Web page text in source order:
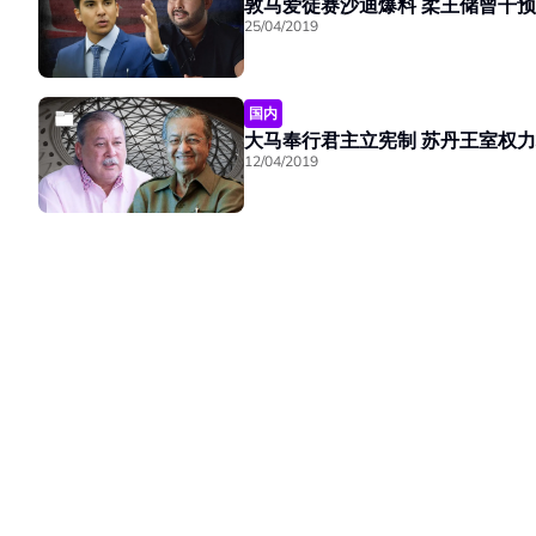
敦马爱徒赛沙迪爆料 柔王
25/04/2019
国内
大马奉行君主立宪制 苏
12/04/2019